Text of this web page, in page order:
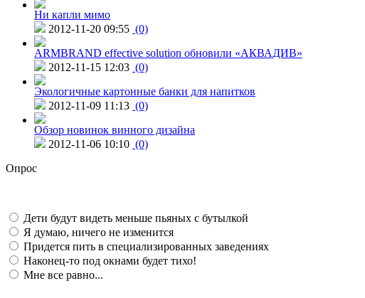
Ни капли мимо
2012-11-20 09:55 (0)
ARMBRAND effective solution обновили «АКВАДИВ»
2012-11-15 12:03 (0)
Экологичные картонные банки для напитков
2012-11-09 11:13 (0)
Обзор новинок винного дизайна
2012-11-06 10:10 (0)
Опрос
Дети будут видеть меньше пьяных с бутылкой
Я думаю, ничего не изменится
Придется пить в специализированных заведениях
Наконец-то под окнами будет тихо!
Мне все равно...